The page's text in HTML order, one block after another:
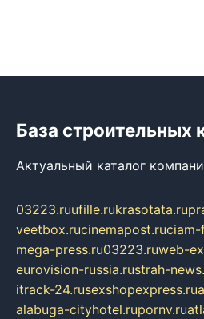
База строительных
Актуальный каталог
03223.ruufille.rukrasotata.ru
veetbox.rucinemapost.ruciam-
mega-press.ru03223.ruweb-
eurovision-russia.rustrah-
itrack-24.rusexshopexpress.ru
alabuga-cityhotel.rupornv.ru